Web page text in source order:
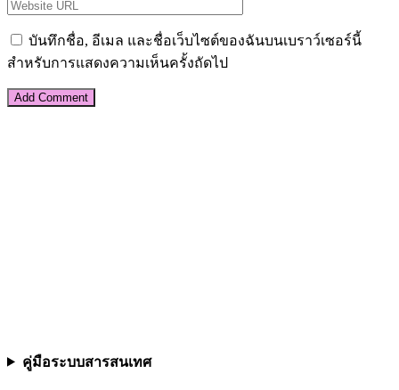
บันทึกชื่อ, อีเมล และชื่อเว็บไซต์ของฉันบนเบราว์เซอร์นี้
สำหรับการแสดงความเห็นครั้งถัดไป
คู่มือระบบสารสนเทศ